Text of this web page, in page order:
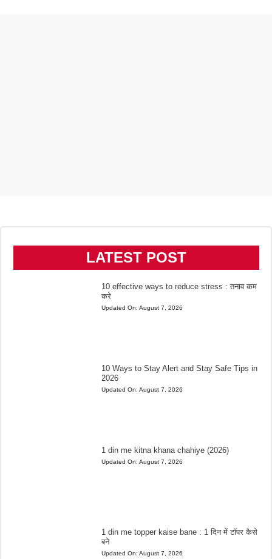
LATEST POST
10 effective ways to reduce stress : तनाव कम
करे
Updated On: August 7, 2026
10 Ways to Stay Alert and Stay Safe Tips in
2026
Updated On: August 7, 2026
1 din me kitna khana chahiye (2026)
Updated On: August 7, 2026
1 din me topper kaise bane : 1 दिन में टॉपर कैसे
बने
Updated On: August 7, 2026